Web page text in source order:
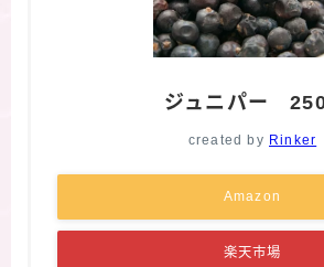
ジュニパー
created by Rinker
Amazon
楽天市場